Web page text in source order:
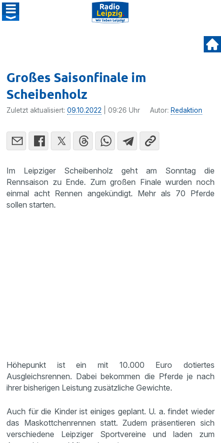
Großes Saisonfinale im
Scheibenholz
Zuletzt aktualisiert:09.10.2022 | 09:26 Uhr Autor: Redaktion
Im Leipziger Scheibenholz geht am Sonntag die
Rennsaison zu Ende. Zum großen Finale wurden noch
einmal acht Rennen angekündigt. Mehr als 70 Pferde
sollen starten.
Höhepunkt ist ein mit 10.000 Euro dotiertes
Ausgleichsrennen. Dabei bekommen die Pferde je nach
ihrer bisherigen Leistung zusätzliche Gewichte.
Auch für die Kinder ist einiges geplant. U. a. findet wieder
das Maskottchenrennen statt. Zudem präsentieren sich
verschiedene Leipziger Sportvereine und laden zum